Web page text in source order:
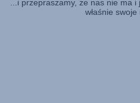
...i przepraszamy, że nas nie ma
właśnie